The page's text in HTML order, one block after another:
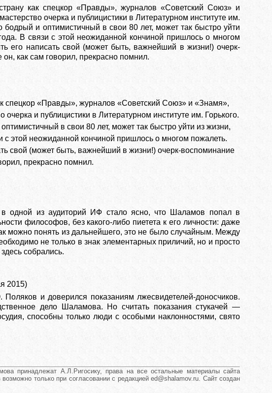
как спецкор «Правды», журналов «Советский Союз» и
очерка и публицистики в Литературном институте им.
и оптимистичный в свои 80 лет, может так быстро уйти
В связи с этой неожиданной кончиной пришлось о многом
его написать свой (может быть, важнейший в жизни!) очерк-
как сам говорил, прекрасно помнил.
спецкор «Правды», журналов «Советский Союз» и «Знамя»,
и публицистики в Литературном институте им. Горького.
в свои 80 лет, может так быстро уйти из жизни,
этой неожиданной кончиной пришлось о многом пожалеть.
свой (может быть, важнейший в жизни!) очерк-воспоминание
прекрасно помнил.
одной из аудиторий ИФ стало ясно, что Шаламов попал в
философов, без какого-либо пиетета к его личности: даже
можно понять из дальнейшего, это не было случайным. Между
не только в знак элементарных приличий, но и просто
собрались.
2015)
и доверился показаниям лжесвидетелей-доносчиков.
дело Шаламова. Но считать показания стукачей —
способны только люди с особыми наклонностями, свято
принадлежат А.Л.Ригосику, права на все остальные материалы сайта
только при согласовании с редакцией ed@shalamov.ru. Сайт создан